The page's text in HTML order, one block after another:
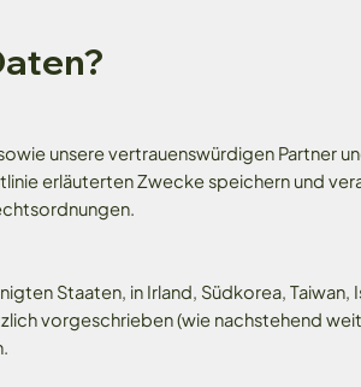
unsere vertrauenswürdigen Partner
erläuterten Zwecke speichern und
Staaten, in Irland, Südkorea,
vorgeschrieben (wie nachstehend